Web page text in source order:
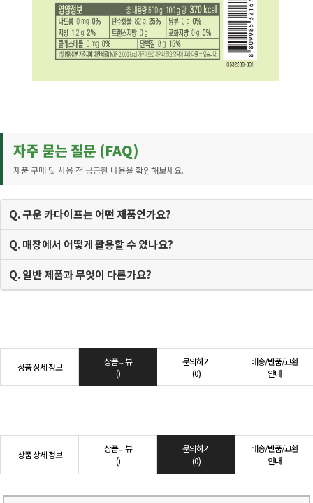
자주 묻는 질문 (FAQ)
제품 구매 및 사용 전 궁금한 내용을 확인해보세요.
Q. 구운 카다이프는 어떤 제품인가요?
Q. 매장에서 어떻게 활용할 수 있나요?
Q. 일반 제품과 무엇이 다른가요?
상품 상세 정보
상품리뷰
()
문의하기
(0)
배송/반품/교환
안내
상품 상세 정보
상품리뷰
()
문의하기
(0)
배송/반품/교환
안내